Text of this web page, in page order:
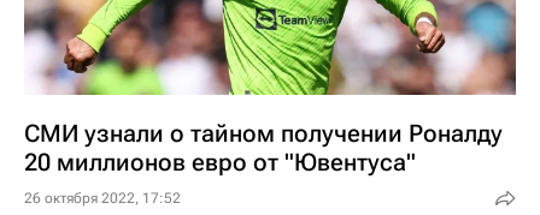
СМИ узнали о тайном получении Роналду
20 миллионов евро от "Ювентуса"
26 октября 2022, 17:52